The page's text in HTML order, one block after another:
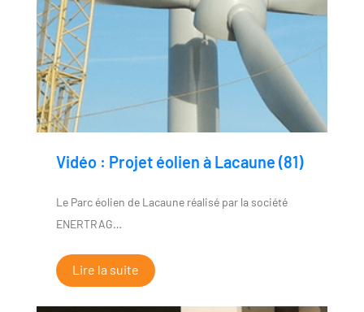
Vidéo : Projet éolien à Lacaune (81)
Le Parc éolien de Lacaune réalisé par la société
ENERTRAG…
Lire la suite